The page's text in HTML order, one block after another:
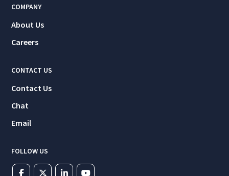
COMPANY
About Us
Careers
CONTACT US
Contact Us
Chat
Email
FOLLOW US